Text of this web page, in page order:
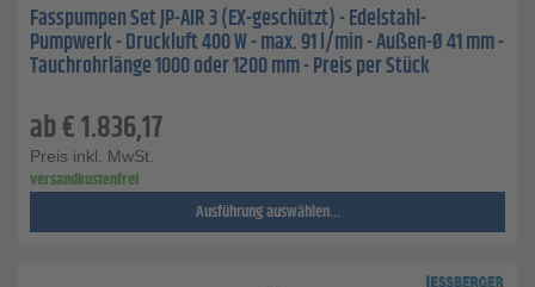
Fasspumpen Set JP-AIR 3 (EX-​geschützt) - Edelstahl-
Pumpwerk - Druckluft 400 W - max. 91 l/min - Außen-Ø 41 mm -
Tauchrohrlänge 1000 oder 1200 mm - Preis per Stück
ab€1.836,17
Preis inkl. MwSt.
versandkostenfrei
Ausführung auswählen...